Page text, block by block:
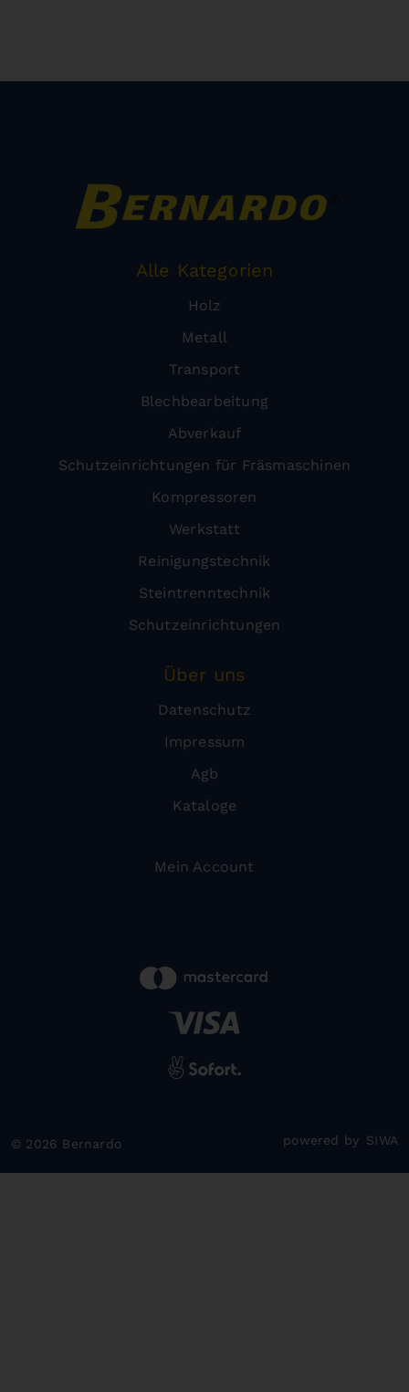
Alle Kategorien
Holz
Metall
Transport
Blechbearbeitung
Abverkauf
Schutzeinrichtungen für Fräsmaschinen
Kompressoren
Werkstatt
Reinigungstechnik
Steintrenntechnik
Schutzeinrichtungen
Über uns
Datenschutz
Impressum
Agb
Kataloge
Mein Account
© 2026 Bernardo powered by SIWA